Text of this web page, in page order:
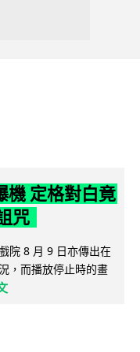
機 定格對白竟
咒
院 8 月 9 日亦傳出在
，而播放停止時的畫